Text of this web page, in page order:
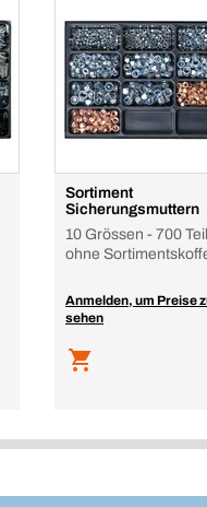
Sortiment
Sicherungsmuttern
10 Grössen - 700
ohne
Anmelden, um Preise
sehen